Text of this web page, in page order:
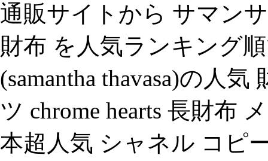
通販サイトから サマンサ
財布 を人気ランキング
(samantha thavasa)の人
ツ chrome hearts 長財布
本超人気 シャネル コピ